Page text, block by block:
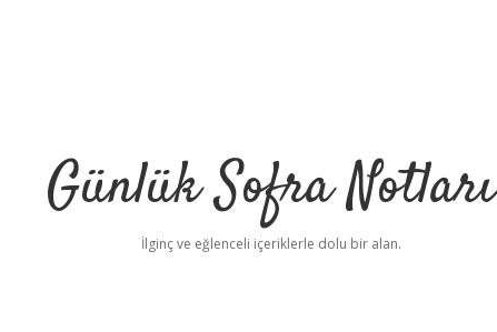
Günlük Sofra Notları
İlginç ve eğlenceli içeriklerle dolu bir alan.